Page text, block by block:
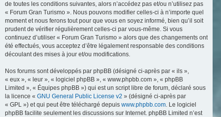
de toutes les conditions suivantes, alors n’accédez pas et/ou n’utilisez pas
« Forum Gran Turismo ». Nous pouvons modifier celles-ci à n’importe quel
moment et nous ferons tout pour que vous en soyez informé, bien qu’il soit
prudent de vérifier régulièrement celles-ci par vous-même. Si vous
continuez d’utiliser « Forum Gran Turismo » alors que des changements ont
été effectués, vous acceptez d’être légalement responsable des conditions
découlant des mises à jour et/ou modifications.
Nos forums sont développés par phpBB (désigné ci-après par « ils »,
« eux », « leur », « logiciel phpBB », « www.phpbb.com », « phpBB
Limited », « Équipes phpBB ») qui est un script libre de forum, déclaré sous
la licence « GNU General Public License v2 » (désigné ci-après par
« GPL ») et qui peut être téléchargé depuis www.phpbb.com. Le logiciel
phpBB facilite seulement les discussions sur Internet. phpBB Limited n’est